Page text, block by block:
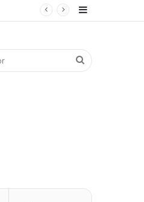
Sidebar
Search